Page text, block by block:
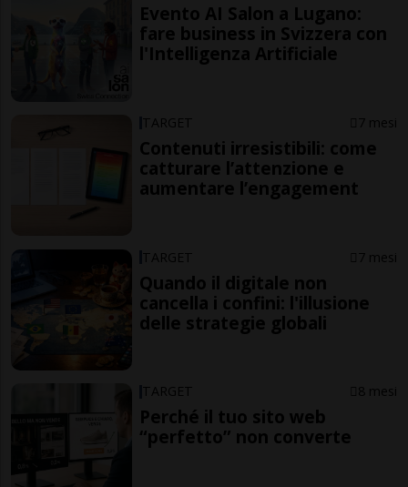
Evento AI Salon a Lugano:
fare business in Svizzera con
l'Intelligenza Artificiale
TARGET 7 mesi
Contenuti irresistibili: come
catturare l’attenzione e
aumentare l’engagement
TARGET 7 mesi
Quando il digitale non
cancella i confini: l'illusione
delle strategie globali
TARGET 8 mesi
Perché il tuo sito web
“perfetto” non converte